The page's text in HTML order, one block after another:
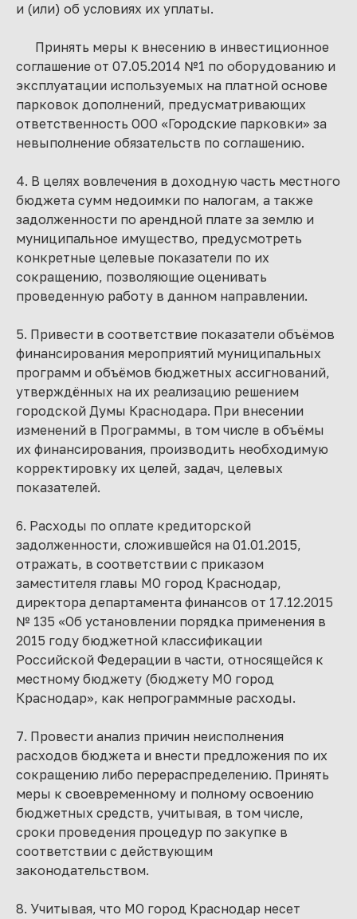
и (или) об условиях их уплаты.
Принять меры к внесению в инвестиционное
соглашение от 07.05.2014 №1 по оборудованию и
эксплуатации используемых на платной основе
парковок дополнений, предусматривающих
ответственность ООО «Городские парковки» за
невыполнение обязательств по соглашению.
4. В целях вовлечения в доходную часть местного
бюджета сумм недоимки по налогам, а также
задолженности по арендной плате за землю и
муниципальное имущество, предусмотреть
конкретные целевые показатели по их
сокращению, позволяющие оценивать
проведенную работу в данном направлении.
5. Привести в соответствие показатели объёмов
финансирования мероприятий муниципальных
программ и объёмов бюджетных ассигнований,
утверждённых на их реализацию решением
городской Думы Краснодара. При внесении
изменений в Программы, в том числе в объёмы
их финансирования, производить необходимую
корректировку их целей, задач, целевых
показателей.
6. Расходы по оплате кредиторской
задолженности, сложившейся на 01.01.2015,
отражать, в соответствии с приказом
заместителя главы МО город Краснодар,
директора департамента финансов от 17.12.2015
№ 135 «Об установлении порядка применения в
2015 году бюджетной классификации
Российской Федерации в части, относящейся к
местному бюджету (бюджету МО город
Краснодар», как непрограммные расходы.
7. Провести анализ причин неисполнения
расходов бюджета и внести предложения по их
сокращению либо перераспределению. Принять
меры к своевременному и полному освоению
бюджетных средств, учитывая, в том числе,
сроки проведения процедур по закупке в
соответствии с действующим
законодательством.
8. Учитывая, что МО город Краснодар несет